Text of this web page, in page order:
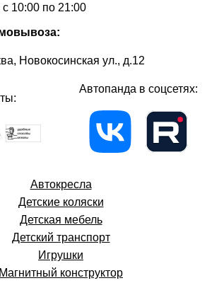
10:00 по 21:00
Новокосинская ул., д.12
Автопанда в соцсетях:
Автокресла
Детские коляски
Детская мебель
Детский транспорт
Игрушки
Магнитный конструктор